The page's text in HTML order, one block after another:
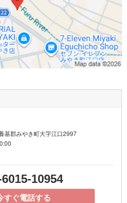
基郡みやき町大字江口2997
10954
すぐ電話する